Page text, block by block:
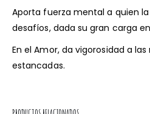
Aporta fuerza mental a quien
desafíos, dada su gran carga
En el Amor, da vigorosidad a
estancadas.